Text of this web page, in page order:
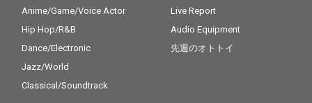
Anime/Game/Voice Actor
Hip Hop/R&B
Dance/Electronic
Jazz/World
Classical/Soundtrack
Live Report
Audio Equipment
先週のオトトイ